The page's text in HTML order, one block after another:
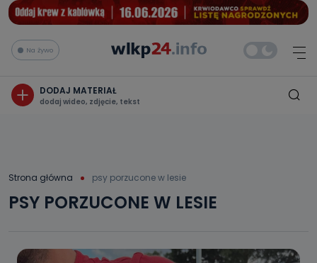
Na żywo
DODAJ MATERIAŁ
dodaj wideo, zdjęcie, tekst
Strona główna psy porzucone w lesie
PSY PORZUCONE W LESIE